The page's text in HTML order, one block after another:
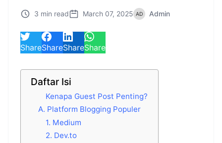
3 min read March 07, 2025 Admin
ShareShareShareShare
Daftar Isi
Kenapa Guest Post Penting?
A. Platform Blogging Populer
1. Medium
2. Dev.to